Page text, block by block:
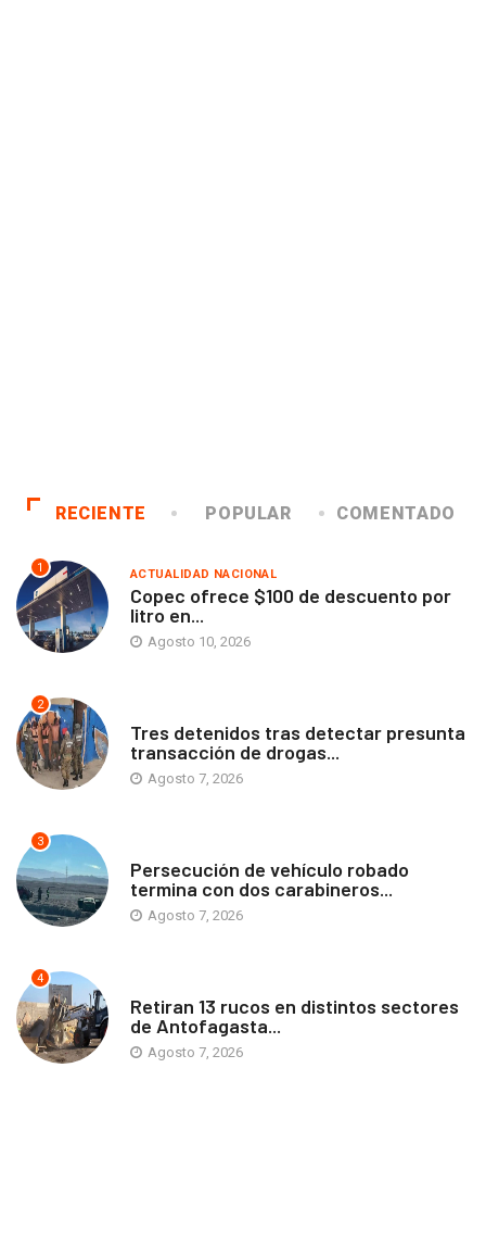
RECIENTE POPULAR COMENTADO
1 ACTUALIDAD NACIONAL
Copec ofrece $100 de descuento por
litro en...
Agosto 10, 2026
2
Tres detenidos tras detectar presunta
transacción de drogas...
Agosto 7, 2026
3
Persecución de vehículo robado
termina con dos carabineros...
Agosto 7, 2026
4
Retiran 13 rucos en distintos sectores
de Antofagasta...
Agosto 7, 2026